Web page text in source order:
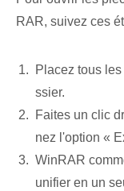
RAR, suivez ces
Placez tous
ssier.
Faites un clic
nez l'option «
WinRAR
unifier en un